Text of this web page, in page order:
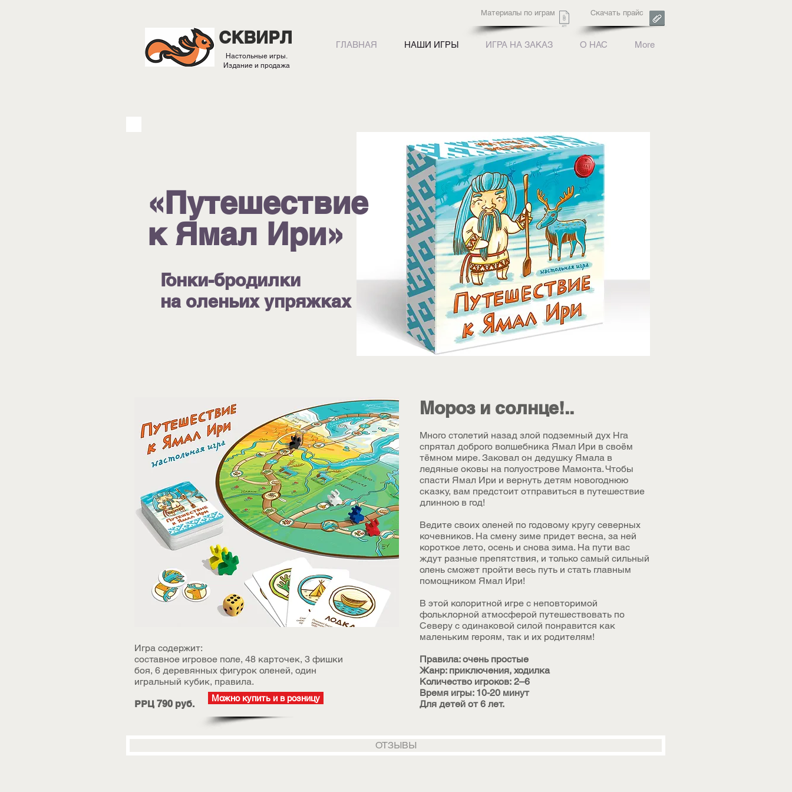
Настольные игры.
Издание и продажа
СКВИРЛ
Материалы по играм Скачать прайс
ГЛАВНАЯ НАШИ ИГРЫ ИГРА НА ЗАКАЗ О НАС More
Гонки-бродилки
на оленьих упряжках
«Путешествие
к Ямал Ири»
Игра содержит:
составное игровое поле, 48 карточек, 3 фишки
боя, 6 деревянных фигурок оленей, один
игральный кубик, правила.
РРЦ 790 руб.
Можно купить и в розницу
Мороз и солнце!..
Много столетий назад злой подземный дух Нга
спрятал доброго волшебника Ямал Ири в своём
тёмном мире. Заковал он дедушку Ямала в
ледяные оковы на полуострове Мамонта. Чтобы
спасти Ямал Ири и вернуть детям новогоднюю
сказку, вам предстоит отправиться в путешествие
длинною в год!
Ведите своих оленей по годовому кругу северных
кочевников. На смену зиме придет весна, за ней
короткое лето, осень и снова зима. На пути вас
ждут разные препятствия, и только самый сильный
олень сможет пройти весь путь и стать главным
помощником Ямал Ири!
В этой колоритной игре с неповторимой
фольклорной атмосферой путешествовать по
Северу с одинаковой силой понравится как
маленьким героям, так и их родителям!
Правила: очень простые
Жанр: приключения, ходилка
Количество игроков: 2–6
Время игры: 10-20 минут
Для детей от 6 лет.
ОТЗЫВЫ